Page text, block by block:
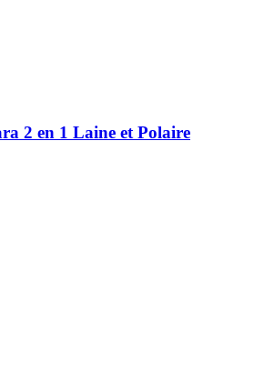
2 en 1 Laine et Polaire